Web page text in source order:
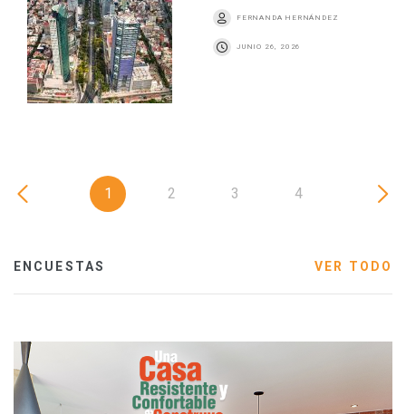
FERNANDA HERNÁNDEZ
JUNIO 26, 2026
1 2 3 4
ENCUESTAS VER TODO